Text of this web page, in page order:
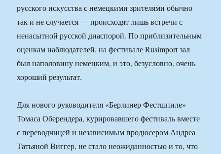
русского искусства с немецкими зрителями обычно
так и не случается — происходят лишь встречи с
ненасытной русской диаспорой. По приблизительным
оценкам наблюдателей, на фестивале Rusimport зал
был наполовину немецким, и это, безусловно, очень
хороший результат.
Для нового руководителя «Берлинер Фестшпиле»
Томаса Оберендера, курировавшего фестиваль вместе
с переводчицей и независимым продюсером Андреа
Татьяной Виггер, не стало неожиданностью и то, что